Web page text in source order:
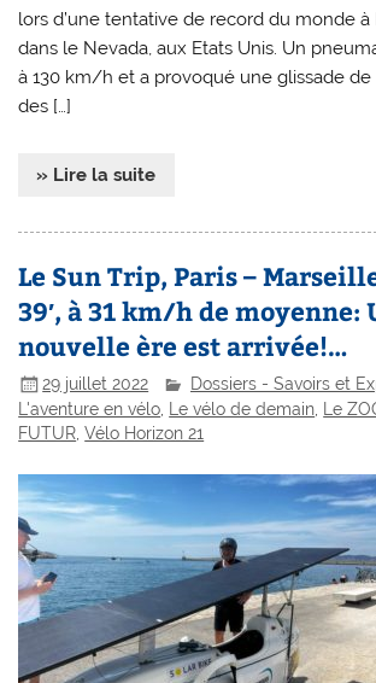
lors d’une tentative de record du monde
dans le Nevada, aux Etats Unis. Un
à 130 km/h et a provoqué une glissade
des […]
» Lire la suite
Le Sun Trip, Paris –
39′, à 31 km/h de moyenne:
nouvelle ère est arrivée!…
29 juillet 2022 Dossiers - Savoirs et
L'aventure en vélo
Le vélo de demain Le
FUTUR ,Vélo Horizon 21